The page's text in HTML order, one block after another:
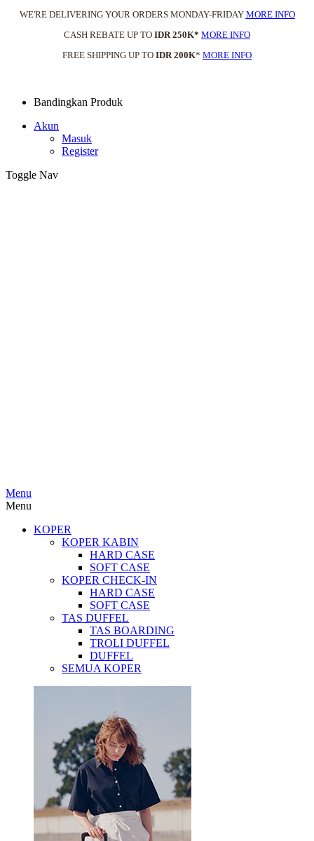
WE'RE DELIVERING YOUR ORDERS MONDAY-FRIDAY MORE INFO
CASH REBATE UP TO IDR 250K* MORE INFO
FREE SHIPPING UP TO IDR 200K* MORE INFO
Bandingkan Produk
Akun
Masuk
Register
Toggle Nav
Menu
Menu
KOPER
KOPER KABIN
HARD CASE
SOFT CASE
KOPER CHECK-IN
HARD CASE
SOFT CASE
TAS DUFFEL
TAS BOARDING
TROLI DUFFEL
DUFFEL
SEMUA KOPER